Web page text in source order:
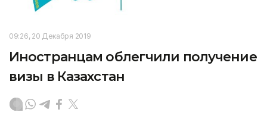
09:26, 20 Декабря 2019
Иностранцам облегчили получение
визы в Казахстан